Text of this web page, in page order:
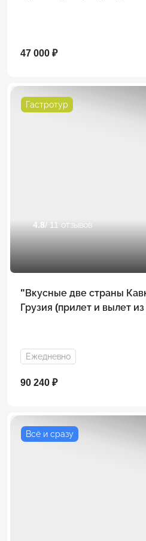
47 000 ₽
Гастротур
4.8/ 11 отзывов
"Вкусные две страны
Грузия (прилет и вылет
Ежедневно
90 240 ₽
Всё и сразу